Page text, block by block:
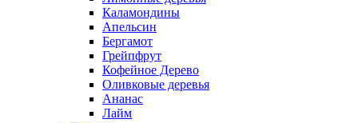
Каламондины
Апельсин
Бергамот
Грейпфрут
Кофейное Дерево
Оливковые деревья
Ананас
Лайм